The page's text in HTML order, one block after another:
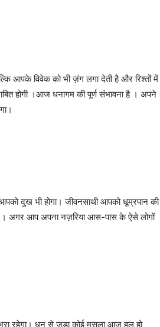
आपके विवेक को भी ज़ंग लगा देती है और रिश्तों में
होगी ।आज धनागम की पूर्ण संभावना है । अपने
दुख भी होगा। जीवनसाथी आपको धूम्रपान की
अगर आप अपना नज़रिया आस-पास के ऐसे लोगों
रहेगा। धन से जुड़ा कोई मसला आज हल हो